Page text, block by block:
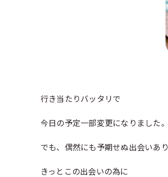
行き当たりバッタリで
今日の予定一部変更になりました。
でも、偶然にも予期せぬ出会いあり
きっとこの出会いの為に